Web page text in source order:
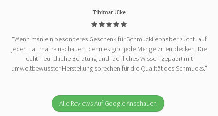
Tibimar Ulke
"Wenn man ein besonderes Geschenk für Schmuckliebhaber sucht, auf
jeden Fall mal reinschauen, denn es gibt jede Menge zu entdecken. Die
echt freundliche Beratung und fachliches Wissen gepaart mit
umweltbewusster Herstellung sprechen für die Qualität des Schmucks."
Alle Reviews Auf Google Anschauen